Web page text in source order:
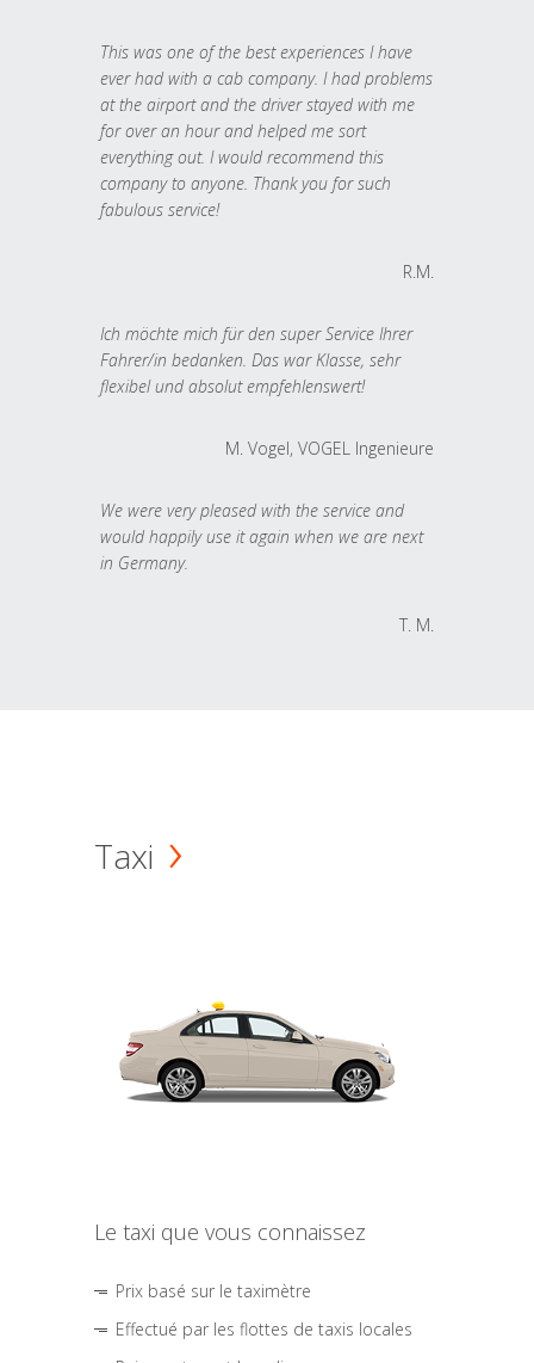
This was one of the best experiences I have
ever had with a cab company. I had problems
at the airport and the driver stayed with me
for over an hour and helped me sort
everything out. I would recommend this
company to anyone. Thank you for such
fabulous service!
R.M.
Ich möchte mich für den super Service Ihrer
Fahrer/in bedanken. Das war Klasse, sehr
flexibel und absolut empfehlenswert!
M. Vogel, VOGEL Ingenieure
We were very pleased with the service and
would happily use it again when we are next
in Germany.
T. M.
Taxi
Le taxi que vous connaissez
Prix basé sur le taximètre
Effectué par les flottes de taxis locales